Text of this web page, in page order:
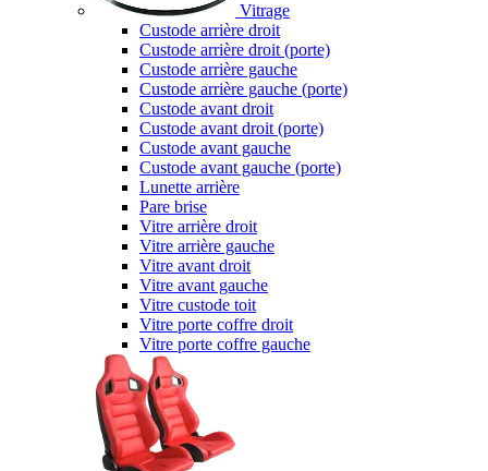
Vitrage
Custode arrière droit
Custode arrière droit (porte)
Custode arrière gauche
Custode arrière gauche (porte)
Custode avant droit
Custode avant droit (porte)
Custode avant gauche
Custode avant gauche (porte)
Lunette arrière
Pare brise
Vitre arrière droit
Vitre arrière gauche
Vitre avant droit
Vitre avant gauche
Vitre custode toit
Vitre porte coffre droit
Vitre porte coffre gauche